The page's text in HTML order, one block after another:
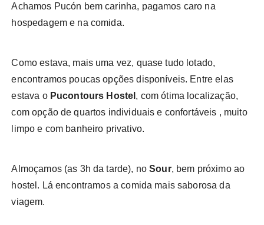
Achamos Pucón bem carinha, pagamos caro na
hospedagem e na comida.
Como estava, mais uma vez, quase tudo lotado,
encontramos poucas opções disponíveis. Entre elas
estava oPucontours Hostel , com ótima localização,
com opção de quartos individuais e confortáveis , muito
limpo e com banheiro privativo.
Almoçamos (as 3h da tarde), noSour, bem próximo ao
hostel. Lá encontramos a comida mais saborosa da
viagem.